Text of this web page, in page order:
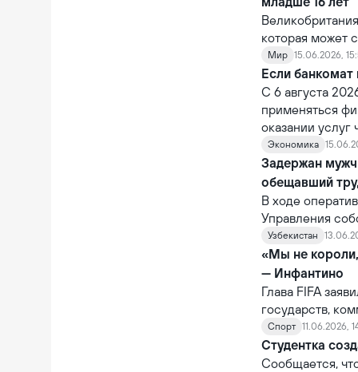
которая может
крупных
цифровой
использования
Мир 15.06.2026,
Если банкомат
С 6 августа
применяться
оказании
ненадлежащее
через
Экономика
Задержан
обещавший
В ходе
Управления
также
задержан
Узбекистан
«Мы не
— Инфантино
Глава FIFA
государств,
которому было
не обладает
национальных
Спорт 11.06.2026,
Студентка
Сообщается,